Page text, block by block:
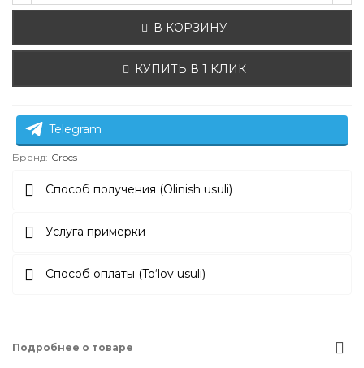
В КОРЗИНУ
КУПИТЬ В 1 КЛИК
Telegram
Бренд: Crocs
Способ получения (Olinish usuli)
Услуга примерки
Способ оплаты (To‘lov usuli)
Подробнее о товаре